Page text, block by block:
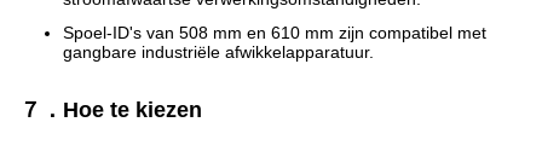
Spoel-ID's van 508 mm en 610 mm zijn compatibel met
gangbare industriële afwikkelapparatuur.
７．Hoe te kiezen